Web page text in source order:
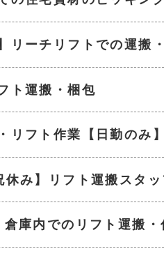
リーチリフトでの運搬
ト運搬・梱包
リフト作業【日勤のみ】
休み】リフト運搬スタッ
倉庫内でのリフト運搬・